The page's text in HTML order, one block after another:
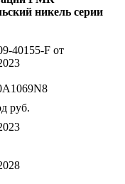
никель серии
40155-F от
руб.